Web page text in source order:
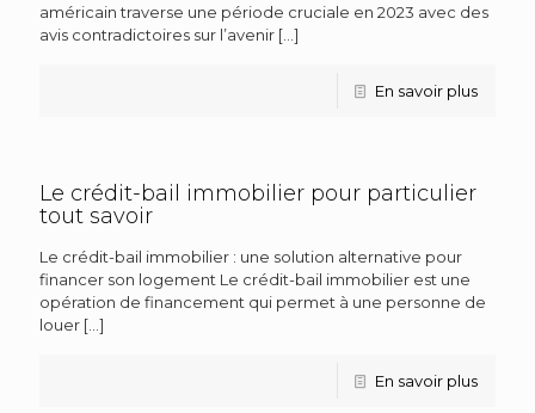
américain traverse une période cruciale en 2023 avec des
avis contradictoires sur l’avenir […]
En savoir plus
Le crédit-bail immobilier pour particulier
tout savoir
Le crédit-bail immobilier : une solution alternative pour
financer son logement Le crédit-bail immobilier est une
opération de financement qui permet à une personne de
louer […]
En savoir plus